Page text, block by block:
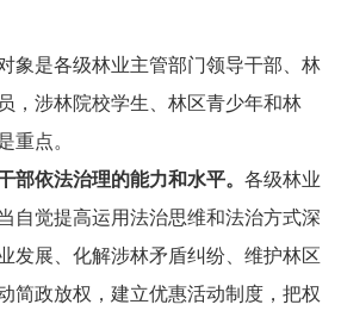
象是各级林业主管部门领导干部、林
，涉林院校学生、林区青少年和林
重点。
部依法治理的能力和水平。 各级林业
自觉提高运用法治思维和法治方式深
发展、化解涉林矛盾纠纷、维护林区
简政放权，建立优惠活动制度，把权